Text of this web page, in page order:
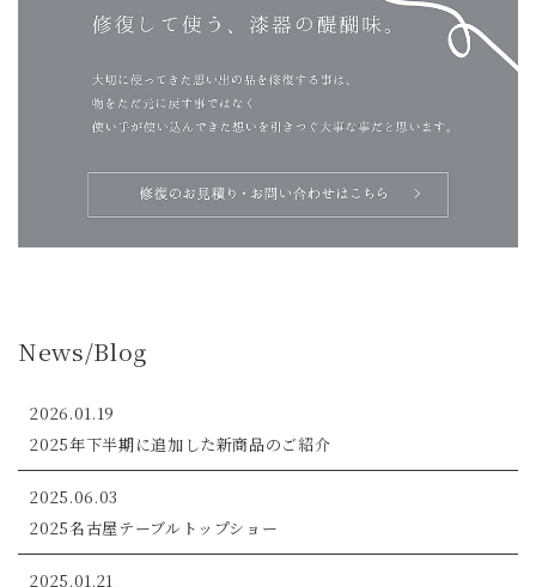
News/Blog
2026.01.19
2025年下半期に追加した新商品のご紹介
2025.06.03
2025名古屋テーブルトップショー
2025.01.21